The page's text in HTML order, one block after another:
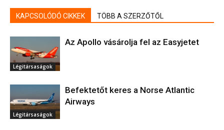
KAPCSOLÓDÓ CIKKEK TÖBB A SZERZŐTŐL
Légitársaságok
Az Apollo vásárolja fel az Easyjetet
Légitársaságok
Befektetőt keres a Norse Atlantic
Airways